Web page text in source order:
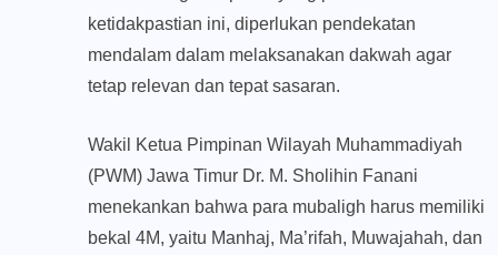
ketidakpastian ini, diperlukan pendekatan
mendalam dalam melaksanakan dakwah agar
tetap relevan dan tepat sasaran.
Wakil Ketua Pimpinan Wilayah Muhammadiyah
(PWM) Jawa Timur Dr. M. Sholihin Fanani
menekankan bahwa para mubaligh harus memiliki
bekal 4M, yaitu Manhaj, Ma’rifah, Muwajahah, dan